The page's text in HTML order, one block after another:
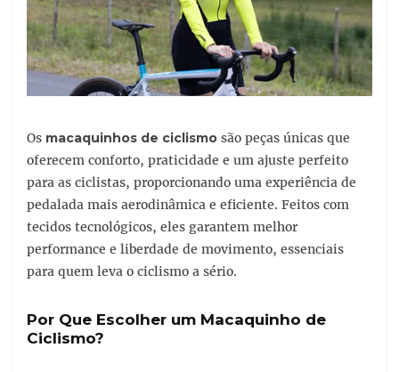
Os macaquinhos de ciclismo são peças únicas que
oferecem conforto, praticidade e um ajuste perfeito
para as ciclistas, proporcionando uma experiência de
pedalada mais aerodinâmica e eficiente. Feitos com
tecidos tecnológicos, eles garantem melhor
performance e liberdade de movimento, essenciais
para quem leva o ciclismo a sério.
Por Que Escolher um Macaquinho de
Ciclismo?